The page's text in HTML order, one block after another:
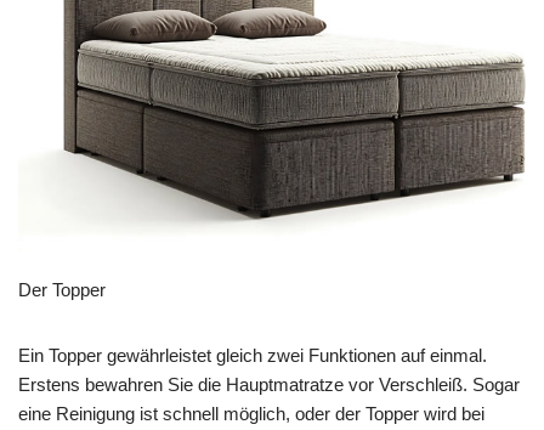
Der Topper
Ein Topper gewährleistet gleich zwei Funktionen auf einmal.
Erstens bewahren Sie die Hauptmatratze vor Verschleiß. Sogar
eine Reinigung ist schnell möglich, oder der Topper wird bei